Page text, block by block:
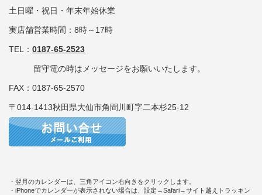
土日曜・祝日・年末年始休業
実店舗営業時間：8時～17時
TEL： 0187-65-2523
留守電の時はメッセージをお願いいたします。
FAX：0187-65-2570
〒014-1413秋田県大仙市角間川町字二本杉25-12
・翌月のカレンダーは、三角アイコン右向きをクリックします。
・iPhoneでカレンダーが表示されない場合は、設定→Safari→サイト越えトラッキン